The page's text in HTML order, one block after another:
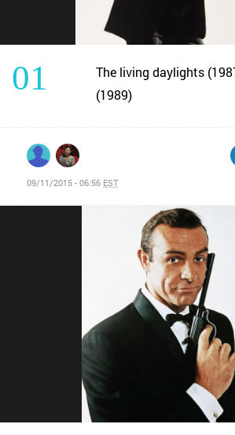
01
The living daylights
(1989)
09/11/2015 - 06:56 EST